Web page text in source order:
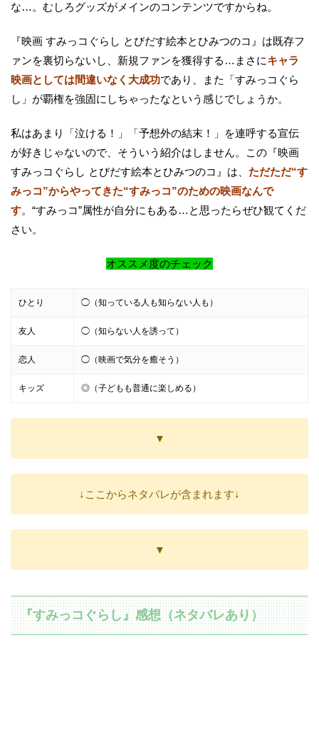
な…。むしろグッズがメインのコンテンツですからね。
『映画 すみっコぐらし とびだす絵本とひみつのコ』は既存フ
ァンを裏切らないし、新規ファンを獲得する…まさにキャラ
映画としては間違いなく大成功であり、また「すみっコぐら
し」が覇権を強固にしちゃったなという感じでしょうか。
私はあまり「泣ける！」「予想外の結末！」を連呼する宣伝
が好きじゃないので、そういう紹介はしません。この『映画
すみっコぐらし とびだす絵本とひみつのコ』は、 ただただ“す
みっコ”からやってきた“すみっコ”のための映画なんで
す。“すみっコ”属性が自分にもある…と思ったらぜひ観てくだ
さい。
オススメ度のチェック
ひとり ◯（知っている人も知らない人も）
友人 ◯（知らない人を誘って）
恋人 ◯（映画で気分を癒そう）
キッズ ◎（子どもも普通に楽しめる）
▼
↓ここからネタバレが含まれます↓
▼
『すみっコぐらし』感想（ネタバレあり）